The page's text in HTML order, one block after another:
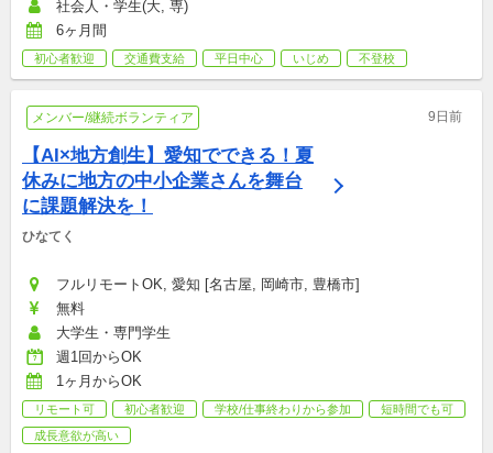
社会人・学生(大, 専)
6ヶ月間
初心者歓迎 交通費支給 平日中心 いじめ 不登校
メンバー/継続ボランティア 9日前
【AI×地方創生】愛知でできる！夏
休みに地方の中小企業さんを舞台
に課題解決を！
ひなてく
フルリモートOK, 愛知 [名古屋, 岡崎市, 豊橋市]
無料
大学生・専門学生
週1回からOK
1ヶ月からOK
リモート可 初心者歓迎 学校/仕事終わりから参加
短時間でも可
成長意欲が高い